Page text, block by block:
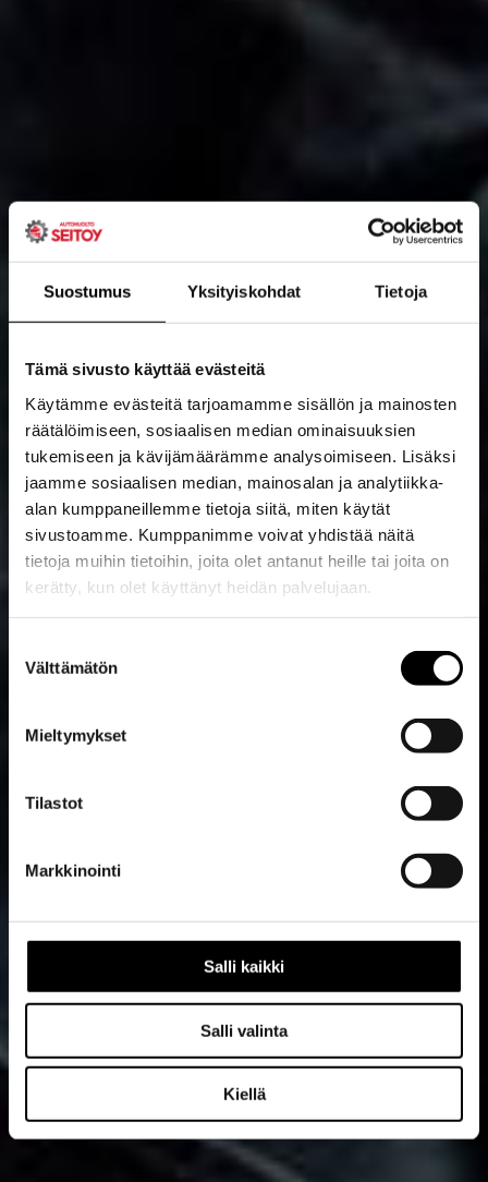
Suostumus Yksityiskohdat Tietoja
Tämä sivusto käyttää evästeitä
Käytämme evästeitä tarjoamamme sisällön ja mainosten
räätälöimiseen, sosiaalisen median ominaisuuksien
tukemiseen ja kävijämäärämme analysoimiseen. Lisäksi
jaamme sosiaalisen median, mainosalan ja analytiikka-
alan kumppaneillemme tietoja siitä, miten käytät
sivustoamme. Kumppanimme voivat yhdistää näitä
tietoja muihin tietoihin, joita olet antanut heille tai joita on
kerätty, kun olet käyttänyt heidän palvelujaan.
valinta
Välttämätön
Mieltymykset
Tilastot
Markkinointi
Salli kaikki
Salli valinta
Kiellä